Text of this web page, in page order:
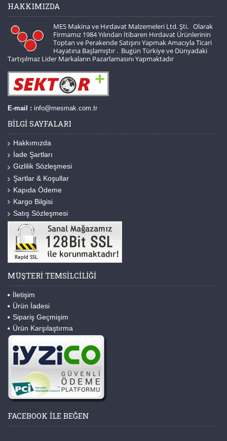
HAKKIMIZDA
MES Makina ve Hırdavat Malzemeleri Ltd. Şti. Olarak
Firmamız 1984 Yılından İtibaren Hırdavat Ürünlerinin
Toptan ve Perakende Satışını Yapmak Amacıyla Ticari
Hayatına Başlamıştır . Bugün Türkiye ve Dünyadaki
Tartışılmaz Lider Markaların Pazarlamasını Yapmaktadır
E-mail : info@mesmak.com.tr
BILGI SAYFALARI
Hakkımızda
İade Şartları
Gizlilik Sözleşmesi
Şartlar & Koşullar
Kapıda Ödeme
Kargo Bilgisi
Satış Sözleşmesi
MÜŞTERI TEMSILCILIĞI
İletişim
Ürün İadesi
Sipariş Geçmişim
Ürün Karşılaştırma
FACEBOOK ILE BEĞEN